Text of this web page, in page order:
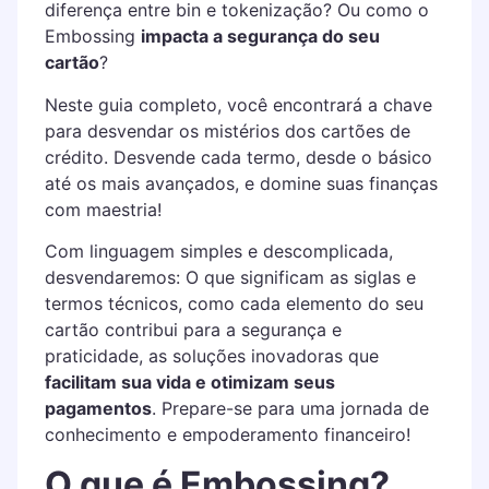
diferença entre bin e tokenização? Ou como o
Embossing impacta a segurança do seu
cartão?
Neste guia completo, você encontrará a chave
para desvendar os mistérios dos cartões de
crédito. Desvende cada termo, desde o básico
até os mais avançados, e domine suas finanças
com maestria!
Com linguagem simples e descomplicada,
desvendaremos: O que significam as siglas e
termos técnicos, como cada elemento do seu
cartão contribui para a segurança e
praticidade, as soluções inovadoras que
facilitam sua vida e otimizam seus
pagamentos. Prepare-se para uma jornada de
conhecimento e empoderamento financeiro!